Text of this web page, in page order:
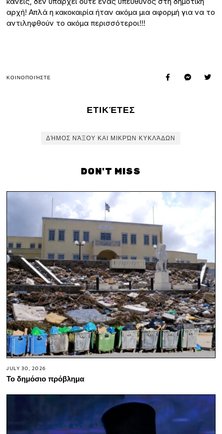
αρχή! Απλά η κακοκαιρία ήταν ακόμα μια αφορμή για να το
αντιληφθούν το ακόμα περισσότεροι!!!
ΚΟΙΝΟΠΟΙΉΣΤΕ
ΕΤΙΚΈΤΕΣ
ΔΉΜΟΣ ΝΆΞΟΥ ΚΑΙ ΜΙΚΡΏΝ ΚΥΚΛΆΔΩΝ
DON'T MISS
JULY 30, 2026
Το δημόσιο πρόβλημα